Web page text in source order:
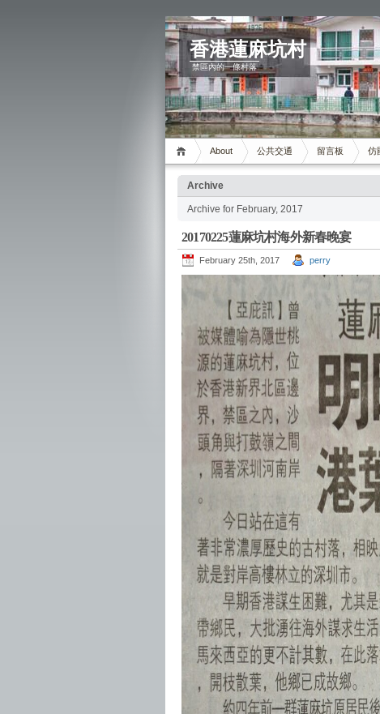
香港蓮麻坑村
禁區內的一條村落
About 公共交通 留言板 仿
Archive
Archive for February, 2017
20170225蓮麻坑村海外新春晚宴
February 25th, 2017 perry